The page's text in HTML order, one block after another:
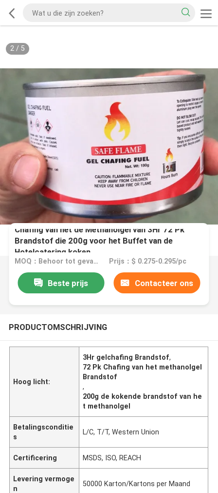
2/ 5
Chafing van het de Methanolgel van 3Hr 72 Pk
Brandstof die 200g voor het Buffet van de
Hotelcatering koken
MOQ：Behoor tot gevaarlijk product, is MOQ één 20ft container Prijs：$ 0.275-0.295/pc
Beste prijs Contacteer ons
PRODUCTOMSCHRIJVING
Hoog licht:
3Hr gelchafing Brandstof,
72 Pk Chafing van het methanolgel
Brandstof
,
200g de kokende brandstof van he
t methanolgel
Betalingsconditie
s
L/C, T/T, Western Union
Certificering MSDS, ISO, REACH
Levering vermoge
n
50000 Karton/Kartons per Maand